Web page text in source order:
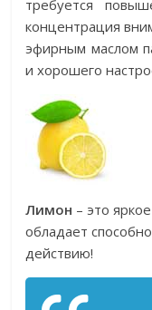
требуется
концентрация
эфирным маслом
и хорошего
Лимон – это
обладает
действию!